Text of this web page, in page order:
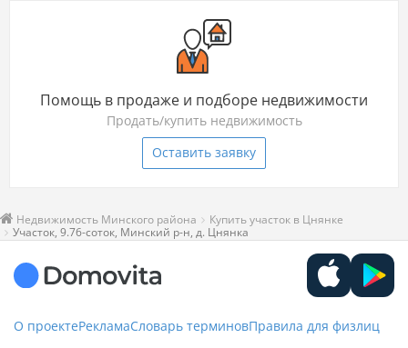
Помощь в продаже и подборе недвижимости
Продать/купить недвижимость
Оставить заявку
Недвижимость Минского района
Купить участок в Цнянке
Участок, 9.76-соток, Минский р-н, д. Цнянка
О проектеРекламаСловарь терминовПравила для физлиц